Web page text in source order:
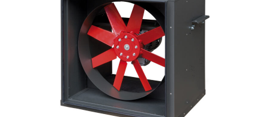
DETAILS